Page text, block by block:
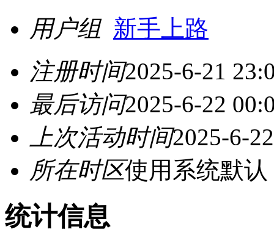
用户组 新手上路
注册时间2025-6-21
最后访问2025-6-22
上次活动时间2025-6-
所在时区使用系统默认
统计信息